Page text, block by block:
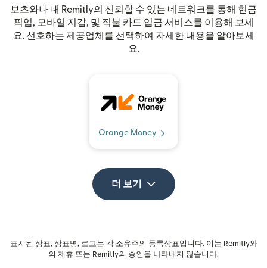
보츠와나 내 Remitly의 신뢰할 수 있는 네트워크를 통해 현금
픽업, 모바일 지갑, 및 직불 카드 입금 서비스를 이용해 보세
요. 선호하는 제공업체를 선택하여 자세한 내용을 알아보세
요.
Orange Money
더 보기
표시된 상표, 상표명, 로고는 각 소유주의 등록상표입니다. 이는 Remitly와
의 제휴 또는 Remitly의 승인을 나타내지 않습니다.